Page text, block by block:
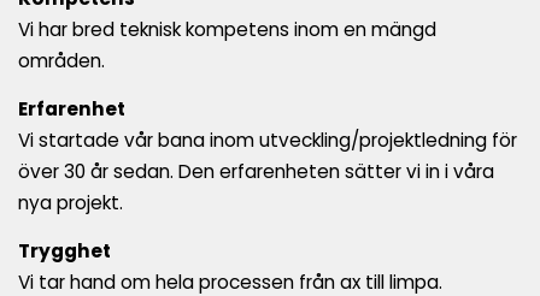
Vi har bred teknisk kompetens inom en mängd
områden.
Erfarenhet
Vi startade vår bana inom utveckling/projektledning för
över 30 år sedan. Den erfarenheten sätter vi in i våra
nya projekt.
Trygghet
Vi tar hand om hela processen från ax till limpa.